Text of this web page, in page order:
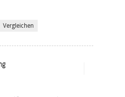
Vergleichen